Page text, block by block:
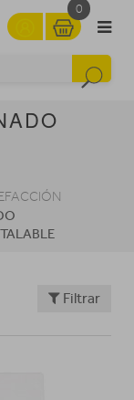
0
Filtrar